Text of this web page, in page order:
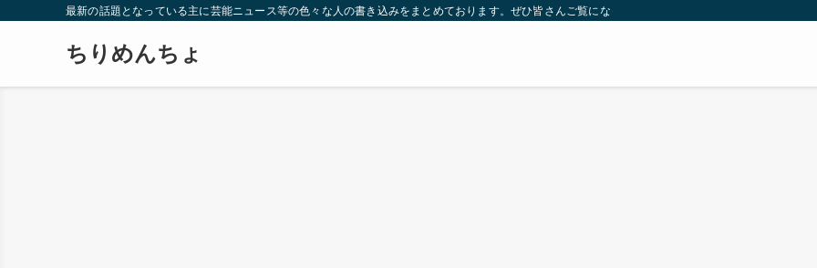
最新の話題となっている主に芸能ニュース等の色々な人の書き込みをまとめております。ぜひ皆さんご覧になっていってください。
ちりめんちょ